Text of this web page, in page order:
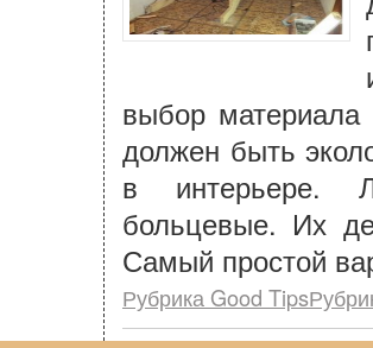
выбор материала
должен быть
в интерьере.
больцевые. Их
Самый простой
Рубрика Good